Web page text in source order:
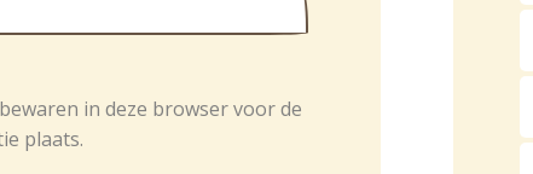
in deze browser voor de
plaats.